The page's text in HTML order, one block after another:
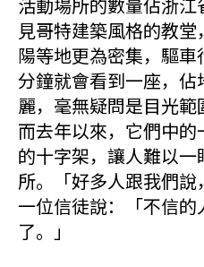
見哥特建築風格的教
陽等地更為密集，驅
分鐘就會看到一座，
麗，毫無疑問是目光
而去年以來，它們中
的十字架，讓人難以
所。「好多人跟我們說
一位信徒說：「不信
了。」